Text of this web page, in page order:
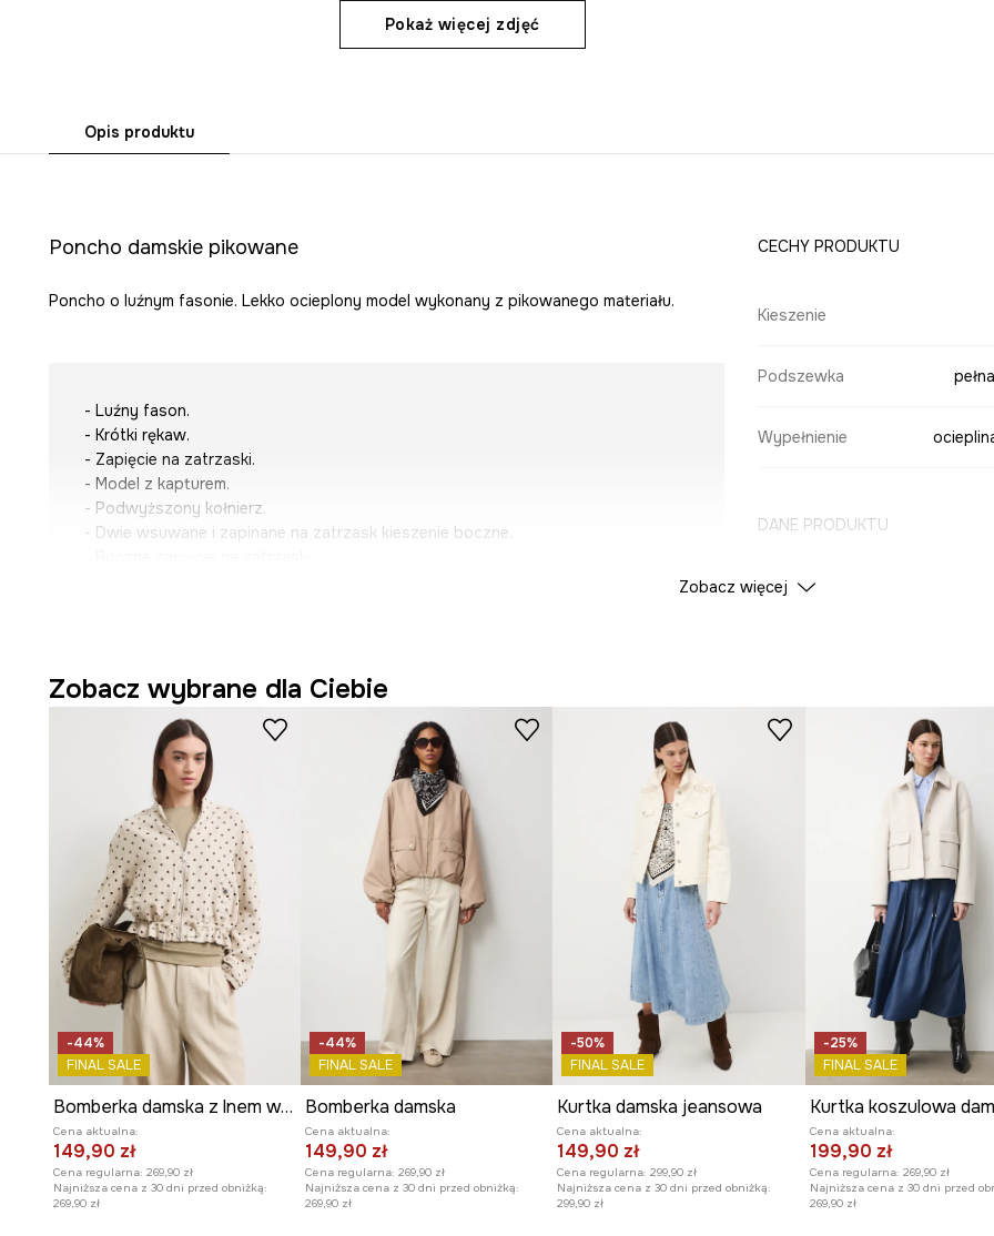
Pokaż więcej zdjęć
Opis produktu
Poncho damskie pikowane
Poncho o luźnym fasonie. Lekko ocieplony model wykonany z pikowanego materiału.
- Luźny fason.
- Krótki rękaw.
- Zapięcie na zatrzaski.
- Model z kapturem.
- Podwyższony kołnierz.
- Dwie wsuwane i zapinane na zatrzask kieszenie boczne.
- Wymiary podane dla rozmiaru: ONE.
CECHY PRODUKTU
Kieszenie
Podszewka
Wypełnienie
DANE PRODUKTU
Kolor
Zobacz więcej
Zobacz wybrane dla Ciebie
-44%
FINAL SALE
Bomberka damska z lnem w kropki
Cena aktualna:
149,90 zł
Cena regularna: 269,90 zł
Najniższa cena z 30 dni przed obniżką:
269,90 zł
-44%
FINAL SALE
Bomberka damska
Cena aktualna:
149,90 zł
Cena regularna: 269,90 zł
Najniższa cena z 30 dni przed obniżką:
269,90 zł
-50%
FINAL SALE
Kurtka damska jeansowa
Cena aktualna:
149,90 zł
Cena regularna: 299,90 zł
Najniższa cena z 30 dni przed obniżką:
299,90 zł
-25%
FINAL SALE
Cena aktualna:
199,90 zł
Cena regularna: 269,90 zł
Najniższa cena z 30 dni przed
269,90 zł